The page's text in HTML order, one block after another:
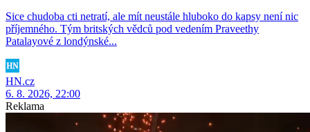
Sice chudoba cti netratí, ale mít neustále hluboko do kapsy není nic
příjemného. Tým britských vědců pod vedením Praveethy
Patalayové z londýnské...
HN.cz
6. 8. 2026, 22:00
Reklama